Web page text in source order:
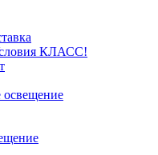
КЛАСС!
освещение